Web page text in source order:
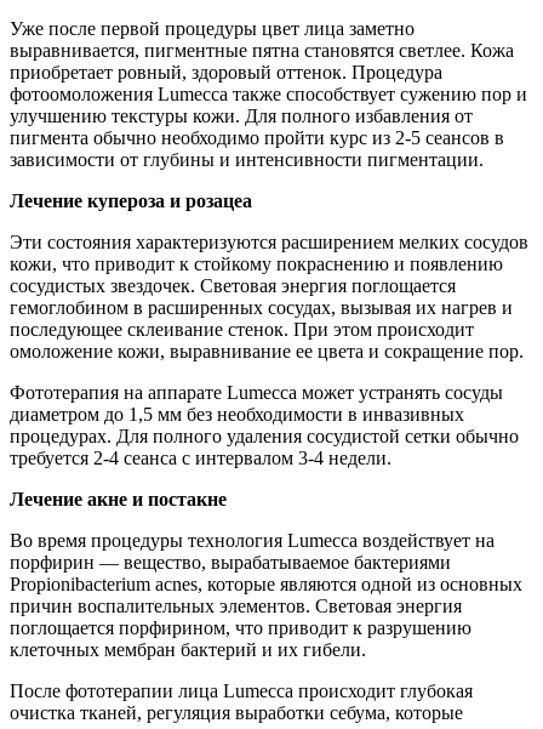
Уже после первой процедуры цвет лица заметно
выравнивается, пигментные пятна становятся светлее. Кожа
приобретает ровный, здоровый оттенок. Процедура
фотоомоложения Lumecca также способствует сужению пор и
улучшению текстуры кожи. Для полного избавления от
пигмента обычно необходимо пройти курс из 2-5 сеансов в
зависимости от глубины и интенсивности пигментации.
Лечение купероза и розацеа
Эти состояния характеризуются расширением мелких сосудов
кожи, что приводит к стойкому покраснению и появлению
сосудистых звездочек. Световая энергия поглощается
гемоглобином в расширенных сосудах, вызывая их нагрев и
последующее склеивание стенок. При этом происходит
омоложение кожи, выравнивание ее цвета и сокращение пор.
Фототерапия на аппарате Lumecca может устранять сосуды
диаметром до 1,5 мм без необходимости в инвазивных
процедурах. Для полного удаления сосудистой сетки обычно
требуется 2-4 сеанса с интервалом 3-4 недели.
Лечение акне и постакне
Во время процедуры технология Lumecca воздействует на
порфирин — вещество, вырабатываемое бактериями
Propionibacterium acnes, которые являются одной из основных
причин воспалительных элементов. Световая энергия
поглощается порфирином, что приводит к разрушению
клеточных мембран бактерий и их гибели.
После фототерапии лица Lumecca происходит глубокая
очистка тканей, регуляция выработки себума, которые